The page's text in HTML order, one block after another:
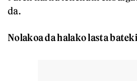
da.
Nolakoa da halako lasta